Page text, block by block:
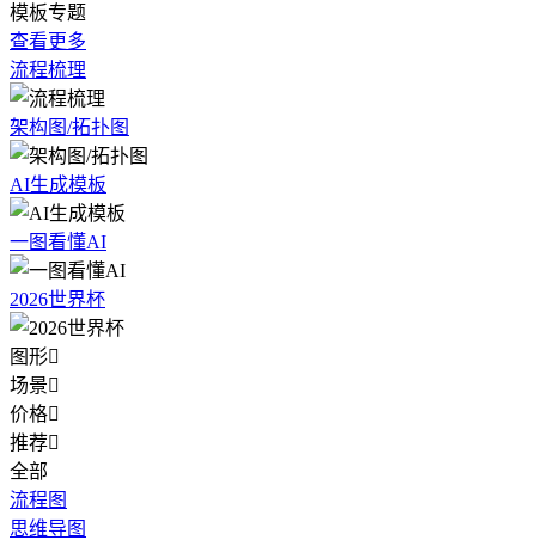
模板专题
查看更多
流程梳理
架构图/拓扑图
AI生成模板
一图看懂AI
2026世界杯
图形
场景
价格
推荐
全部
流程图
思维导图